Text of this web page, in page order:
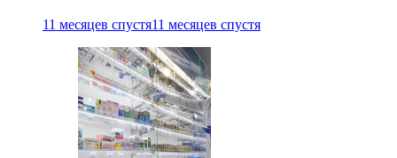
11 месяцев спустя11 месяцев спустя